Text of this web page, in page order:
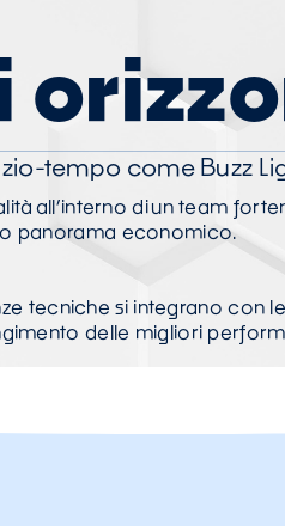
tempo come Buzz
all’interno di un team
panorama economico.
tecniche si integrano con
delle migliori